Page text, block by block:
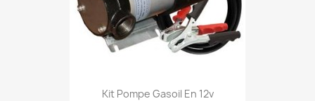
Kit Pompe Gasoil En 12v